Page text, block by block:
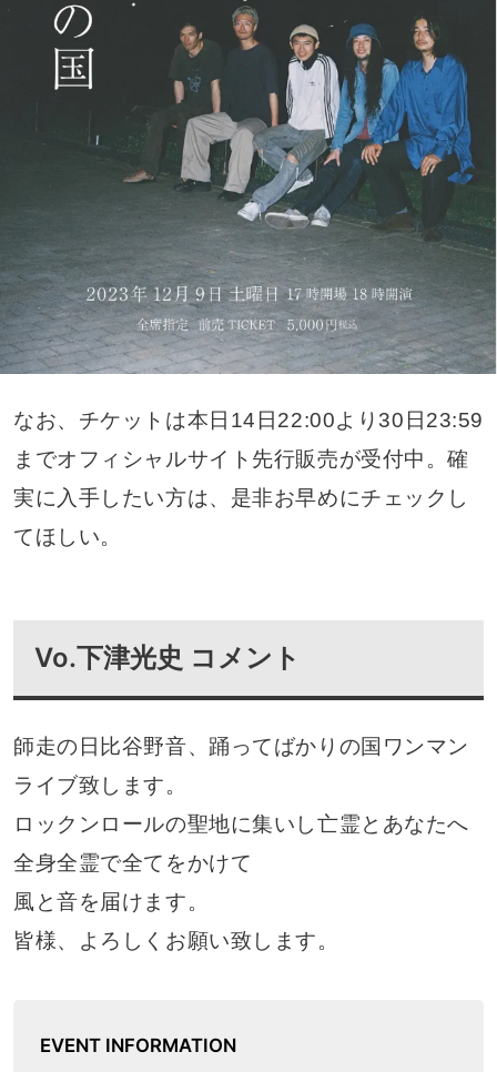
なお、チケットは本日14日22:00より30日23:59
までオフィシャルサイト先行販売が受付中。確
実に入手したい方は、是非お早めにチェックし
てほしい。
Vo.下津光史 コメント
師走の日比谷野音、踊ってばかりの国ワンマン
ライブ致します。
ロックンロールの聖地に集いし亡霊とあなたへ
全身全霊で全てをかけて
風と音を届けます。
皆様、よろしくお願い致します。
EVENT INFORMATION